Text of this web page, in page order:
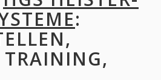
:
TRAINING,